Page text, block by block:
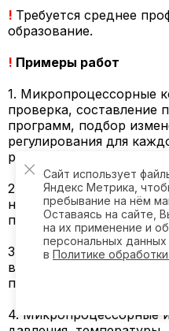
! Требуется среднее
образование.
! Примеры работ
1. Микропроцессорные
проверка, составление
программ, подбор
регулирования для
регулирования.
2. Микропроцессорные
наладка, проверка,
по тестам.
3. Микропроцессорные
входами и выходами -
программ.
4. Микропроцессорные
Сайт использует
Яндекс Метрика,
пребывание на нём
Оставаясь на сайте,
на их применение и
персональных
в Политике